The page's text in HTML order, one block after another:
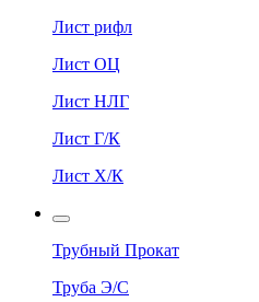
Лист рифл
Лист ОЦ
Лист НЛГ
Лист Г/К
Лист Х/К
Трубный Прокат
Труба Э/С